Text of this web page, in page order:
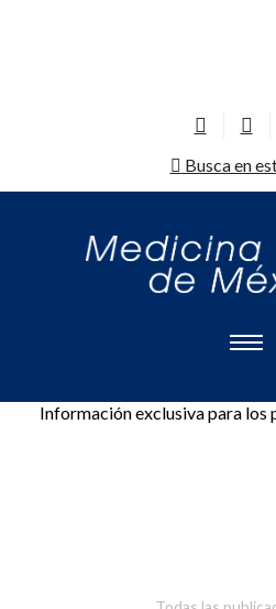
Busca en
Información exclusiva para los